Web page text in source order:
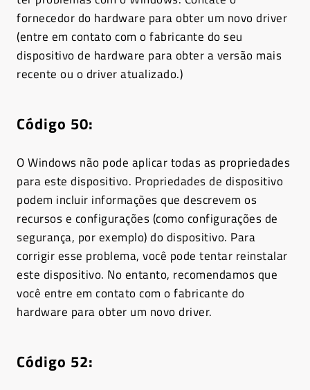
fornecedor do hardware para obter um novo driver
(entre em contato com o fabricante do seu
dispositivo de hardware para obter a versão mais
recente ou o driver atualizado.)
Código 50:
O Windows não pode aplicar todas as propriedades
para este dispositivo. Propriedades de dispositivo
podem incluir informações que descrevem os
recursos e configurações (como configurações de
segurança, por exemplo) do dispositivo. Para
corrigir esse problema, você pode tentar reinstalar
este dispositivo. No entanto, recomendamos que
você entre em contato com o fabricante do
hardware para obter um novo driver.
Código 52: